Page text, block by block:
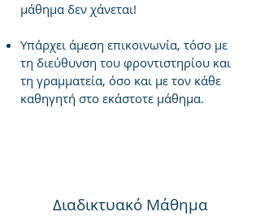
μάθημα δεν χάνεται!
Υπάρχει άμεση επικοινωνία, τόσο με
τη διεύθυνση του φροντιστηρίου και
τη γραμματεία, όσο και με τον κάθε
καθηγητή στο εκάστοτε μάθημα.
Διαδικτυακό Μάθημα